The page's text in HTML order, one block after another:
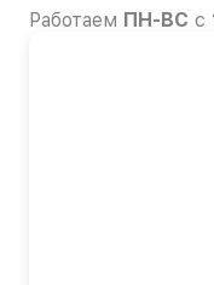
Работаем ПН-ВС с